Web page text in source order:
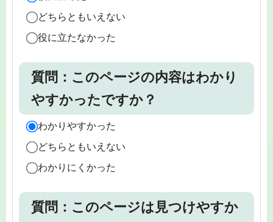
どちらともいえない
役に立たなかった
質問：このページの内容はわかり
やすかったですか？
わかりやすかった
どちらともいえない
わかりにくかった
質問：このページは見つけやすか